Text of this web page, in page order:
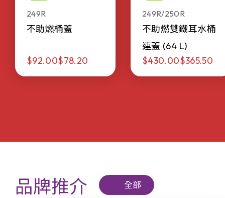
249R
不助燃桶蓋
$92.00$78.20
249R/250R
不助燃雙鐵耳水桶
連蓋 (64 L)
$430.00$365.50
品牌推介 全部